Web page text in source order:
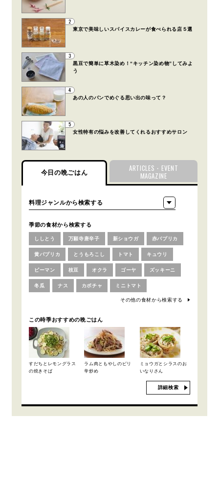
2
東京で美味しいスパイスカレーが食べられる店５選
3
黒豆で簡単に草木染め！“キッチン染め物”してみよ
う
4
あの人のパンでめぐる思い出の味って？
5
女性特有の悩みを改善してくれるおすすめサロン
今日の晩ごはん
ARTICLES・EVENT
MAGAZINE
季節の食材から検索する
ししとう 万願寺唐辛子 新ショウガ 赤パプリカ
黄パプリカ とうもろこし トマト キュウリ
ピーマン 枝豆 オクラ ゴーヤ ズッキーニ
冬瓜 ナス カボチャ ミニトマト
その他の食材から検索する
この時季おすすめの晩ごはん
すだちとレモングラス
の焼きそば
ラム肉ともやしのピリ
辛炒め
ミョウガとシラスのお
いなりさん
詳細検索